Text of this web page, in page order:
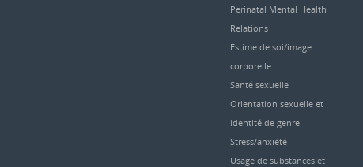
Perinatal Mental Health
Relations
Estime de soi/image
corporelle
Santé sexuelle
Orientation sexuelle et
identité de genre
Stress/anxiété
Usage de substances et